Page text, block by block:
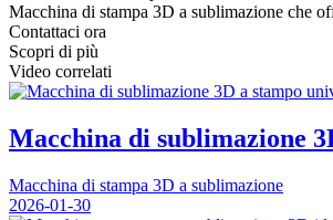
Macchina di stampa 3D a sublimazione che
Contattaci ora
Scopri di più
Video correlati
Macchina di sublimazione
Macchina di stampa 3D a sublimazione
2026-01-30